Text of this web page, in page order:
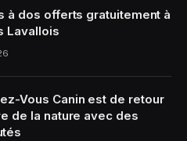
à dos offerts gratuitement à
Lavallois
Vous Canin est de retour
de la nature avec des